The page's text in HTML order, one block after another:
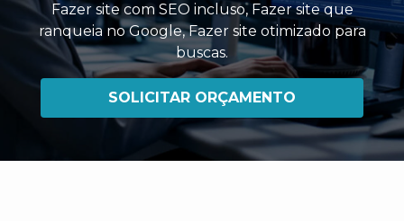
Fazer site com SEO incluso, Fazer site que
ranqueia no Google,Fazer site otimizado para
buscas.
SOLICITAR ORÇAMENTO